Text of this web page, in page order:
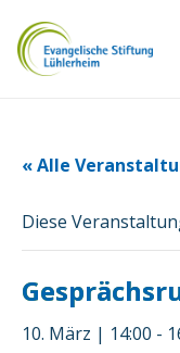
« Alle
Diese
10. März | 14:00 -